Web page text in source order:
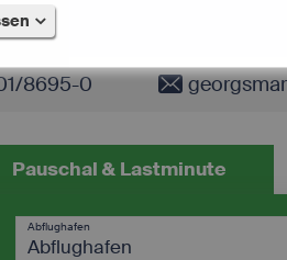
8695-0
Pauschal & Lastminute
Abflughafen
Abflughafen
Steuerung
aktuellen
technischen